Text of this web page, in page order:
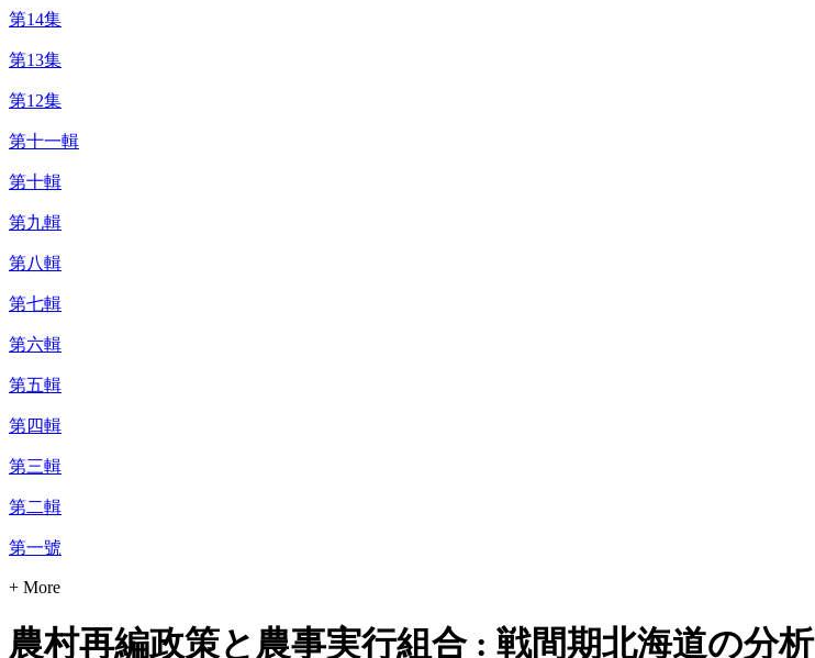
第14集
第13集
第12集
第十一輯
第十輯
第九輯
第八輯
第七輯
第六輯
第五輯
第四輯
第三輯
第二輯
第一號
+ More
農村再編政策と農事実行組合 : 戦間期北海道の分析